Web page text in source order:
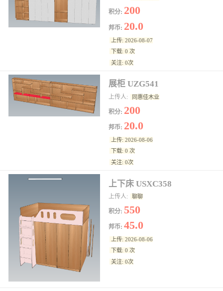
积分: 200
邦币: 20.0
上传: 2026-08-07
下载: 0 次
关注: 0次
展柜 UZG541
上传人: 同惠佳木业
积分: 200
邦币: 20.0
上传: 2026-08-06
下载: 0 次
关注: 0次
上下床 USXC358
上传人: 聊聊
积分: 550
邦币:45.0
上传: 2026-08-06
下载: 0 次
关注: 0次